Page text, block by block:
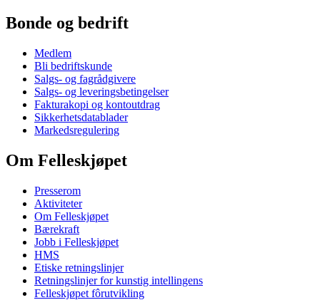
Bonde og bedrift
Medlem
Bli bedriftskunde
Salgs- og fagrådgivere
Salgs- og leveringsbetingelser
Fakturakopi og kontoutdrag
Sikkerhetsdatablader
Markedsregulering
Om Felleskjøpet
Presserom
Aktiviteter
Om Felleskjøpet
Bærekraft
Jobb i Felleskjøpet
HMS
Etiske retningslinjer
Retningslinjer for kunstig intellingens
Felleskjøpet fôrutvikling